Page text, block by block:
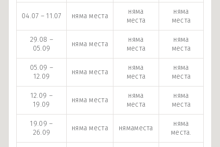
04.07 – 11.07 няма места
няма
места
няма
места
29.08 –
05.09
няма места
няма
места
няма
места
05.09 –
12.09
няма места
няма
места
няма
места
12.09 –
19.09
няма места
няма
места
няма
места
19.09 –
26.09
няма места нямаместа
няма
места.